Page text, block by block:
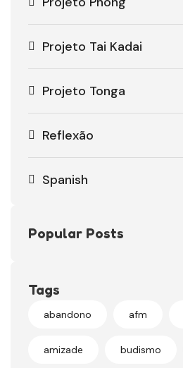
Projeto Tai Kadai
Projeto Tonga
Reflexão
Spanish
Popular Posts
Tags
abandono afm
amizade budismo